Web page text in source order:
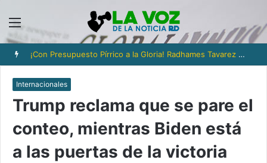
Menú
¡Con Presupuesto Pírrico a la Gloria! Radhames Tavarez y la Hazaña Dorada de la Natación Dominicana
Internacionales
Trump reclama que se pare el
conteo, mientras Biden está
a las puertas de la victoria